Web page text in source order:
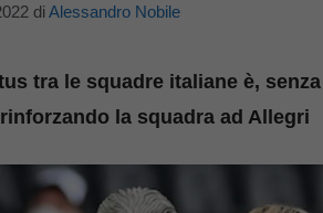
di Alessandro Nobile
tra le squadre italiane è,
la squadra ad Allegri